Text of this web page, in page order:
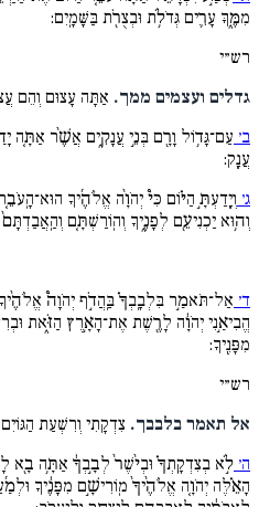
מִמֶּ֑ךָּ עָרִ֛ים גְּדֹלֹ֥ת וּבְצֻרֹ֖ת בַּשָּׁמָֽיִם:
רש״י
גדלים ועצמים ממך. אַתָּה עָצוּם וְהֵם
ב׳ עַם־גָּד֥וֹל וָרָ֖ם בְּנֵ֣י עֲנָקִ֑ים אֲשֶׁ֨ר אַתָּ֤ה
עֲנָֽק:
ג׳ וְיָֽדַעְתָּ֣ הַיּ֗וֹם כִּי֩ יְהֹוָ֨ה אֱלֹהֶ֜יךָ
וְה֥וּא יַכְנִיעֵ֖ם לְפָנֶ֑יךָ וְהֽוֹרַשְׁתָּ֤ם
ד׳ אַל־תֹּאמַ֣ר בִּלְבָֽבְךָ֗ בַּֽהֲדֹ֣ף יְהֹוָה֩
הֱבִיאַ֣נִי יְהֹוָ֔ה לָרֶ֖שֶׁת אֶת־הָאָ֣רֶץ הַזֹּ֑את
מִפָּנֶֽיךָ:
רש״י
אל תאמר בלבבך. צִדְקָתִי וְרִשְׁעַת
ה׳ לֹ֣א בְצִדְקָֽתְךָ֗ וּבְי֨שֶׁר֙ לְבָ֣בְךָ֔ אַתָּ֥ה בָ֖א
הָאֵ֗לֶּה יְהֹוָ֤ה אֱלֹהֶ֨יךָ֙ מֽוֹרִישָׁ֣ם מִפָּנֶ֔יךָ